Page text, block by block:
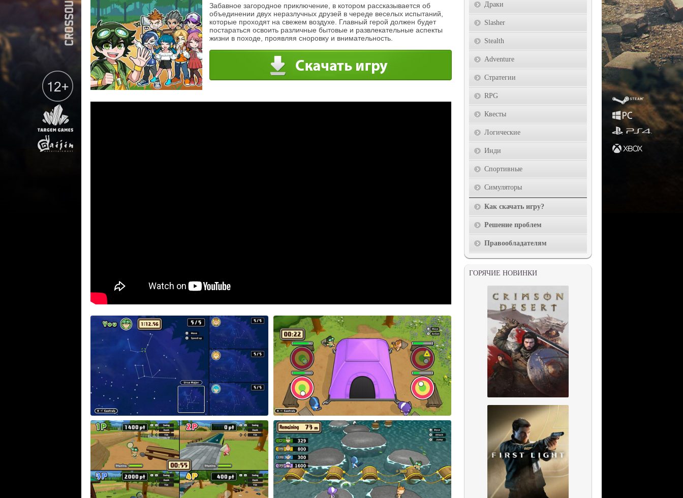
Забавное загородное приключение, в котором рассказывается об
объединении двух неразлучных друзей в череде веселых испытаний,
которые проходят на свежем воздухе. Главный герой должен будет
постараться освоить различные бытовые и развлекательные аспекты
жизни в походе, проявляя сноровку и внимательность.
Драки
Slasher
Stealth
Adventure
Стратегии
RPG
Квесты
Логические
Инди
Спортивные
Симуляторы
Как скачать игру?
Решение проблем
Правообладателям
ГОРЯЧИЕ НОВИНКИ